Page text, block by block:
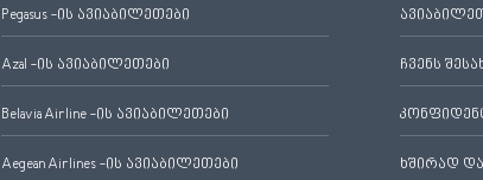
Pegasus -ის ავიაბილეთები
Azal -ის ავიაბილეთები
Belavia Airline -ის ავიაბილეთები
Aegean Airlines -ის ავიაბილეთები
ჩვენს
ხშირად